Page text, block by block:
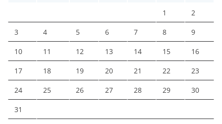
1 2
3 4 5 6 7 8 9
10 11 12 13 14 15 16
17 18 19 20 21 22 23
24 25 26 27 28 29 30
31